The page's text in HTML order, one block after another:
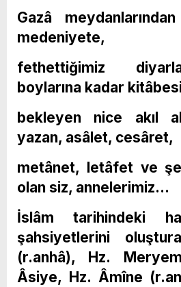
Gazâ
medeniyete,
fethettiğimiz
boylarına kadar
bekleyen nice akıl
yazan, asâlet, cesâret,
metânet, letâfet ve
olan siz, annelerimiz…
İslâm tarihindeki
şahsiyetlerini
(r.anhâ), Hz.
Âsiye, Hz. Âmîne